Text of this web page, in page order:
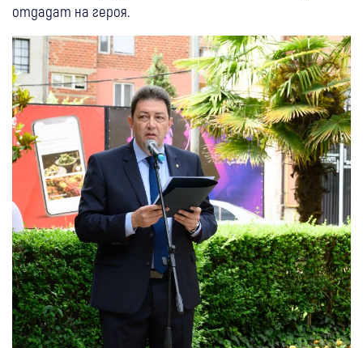
отдадат на героя.